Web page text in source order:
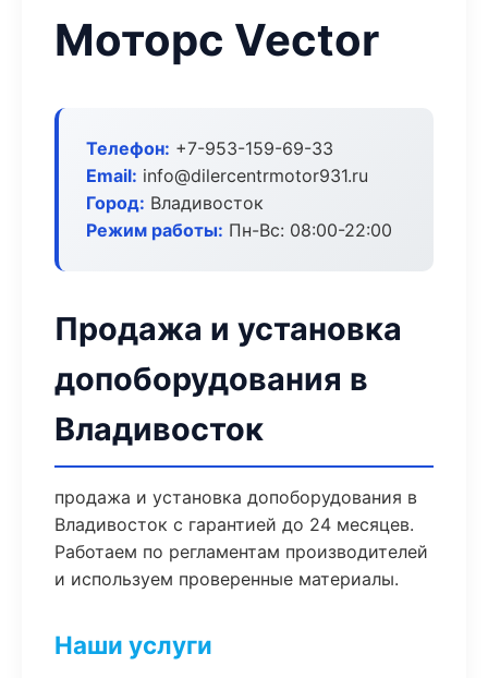
Моторс Vector
Телефон: +7-953-159-69-33
Email: info@dilercentrmotor931.ru
Город: Владивосток
Режим работы: Пн-Вс: 08:00-22:00
Продажа и установка
допоборудования в
Владивосток
продажа и установка допоборудования в
Владивосток с гарантией до 24 месяцев.
Работаем по регламентам производителей
и используем проверенные материалы.
Наши услуги